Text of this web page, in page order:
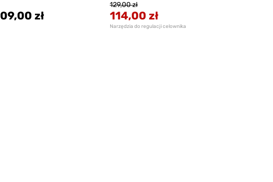
zł
Narzędzia do regulacji celownika
129,00 zł
114,00 zł